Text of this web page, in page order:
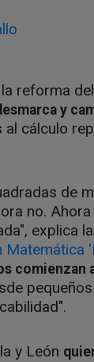
reforma
y
cálculo
de
no.
explica
comienzan
y León